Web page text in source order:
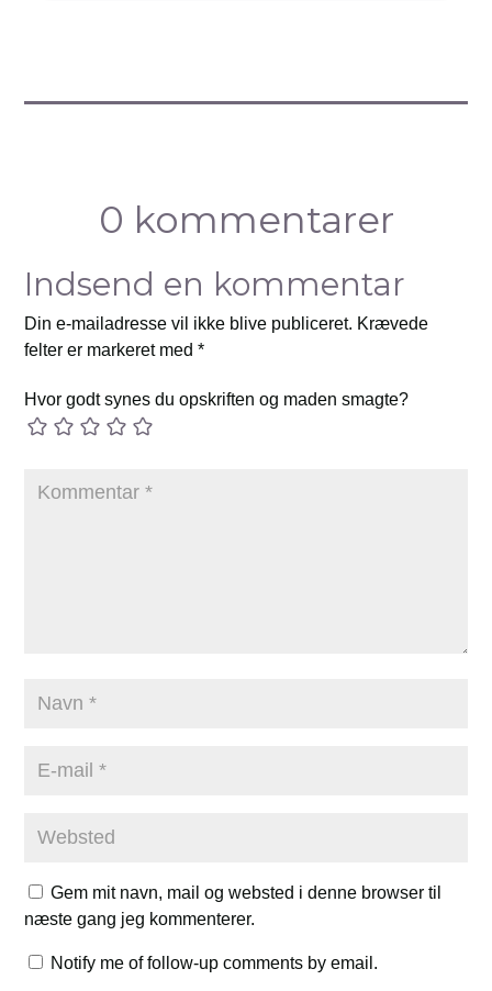
0 kommentarer
Indsend en kommentar
Din e-mailadresse vil ikke blive publiceret. Krævede
felter er markeret med*
Hvor godt synes du opskriften og maden smagte?
Gem mit navn, mail og websted i denne browser til
næste gang jeg kommenterer.
Notify me of follow-up comments by email.